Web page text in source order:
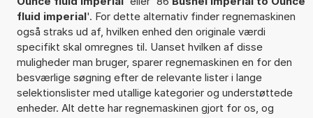
fluid imperial'. For dette alternativ finder regnemaskinen
også straks ud af, hvilken enhed den originale værdi
specifikt skal omregnes til. Uanset hvilken af disse
muligheder man bruger, sparer regnemaskinen en for den
besværlige søgning efter de relevante lister i lange
selektionslister med utallige kategorier og understøttede
enheder. Alt dette har regnemaskinen gjort for os, og